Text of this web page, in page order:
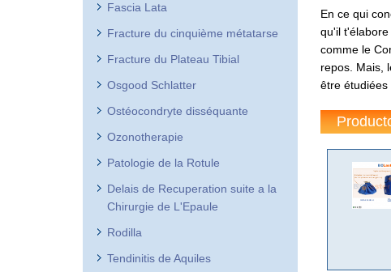
En ce qui
qu'il
comme le
repos. Mais,
être
Fascia Lata
Fracture du cinquième métatarse
Fracture du Plateau Tibial
Osgood Schlatter
Ostéocondryte disséquante
Ozonotherapie
Patologie de la Rotule
Delais de Recuperation suite a la
Chirurgie de L'Epaule
Rodilla
Tendinitis de Aquiles